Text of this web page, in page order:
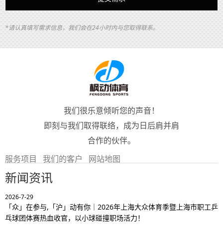
*请认真填写需求信息，我们会在24小时内与您取得联系。
我们很乐意倾听您的声音！
即刻与我们取得联络，成为日后肩并肩
合作的伙伴。
服务项目
我们的客户 网站地图
新闻资讯
2026-7-29
「众」在参与,「沪」动有你｜2026年上海大众体育季暨上海市职工乒
乓球团体赛热血收官，以小球碰撞职场活力！